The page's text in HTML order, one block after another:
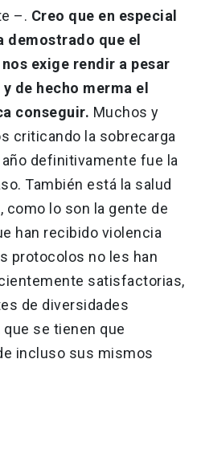
–. Creo que en especial
demostrado que el
exige rendir a pesar
de hecho merma el
conseguir. Muchos y
criticando la sobrecarga
definitivamente fue la
También está la salud
como lo son la gente de
han recibido violencia
protocolos no les han
satisfactorias,
de diversidades
se tienen que
incluso sus mismos